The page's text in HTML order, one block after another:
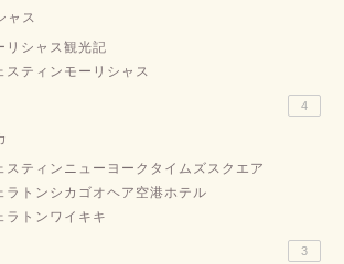
ャス
リシャス観光記
スティンモーリシャス
4
スティンニューヨークタイムズスクエア
ラトンシカゴオヘア空港ホテル
ラトンワイキキ
3